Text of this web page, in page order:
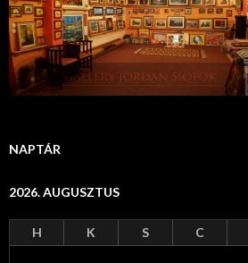
NAPTÁR
2026. AUGUSZTUS
H K S C